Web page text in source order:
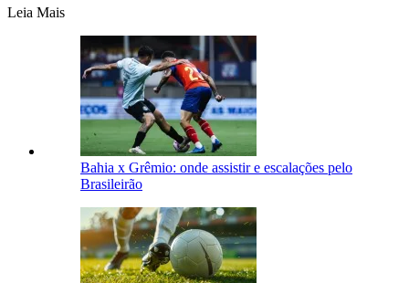
Leia Mais
Bahia x Grêmio: onde assistir e escalações pelo
Brasileirão